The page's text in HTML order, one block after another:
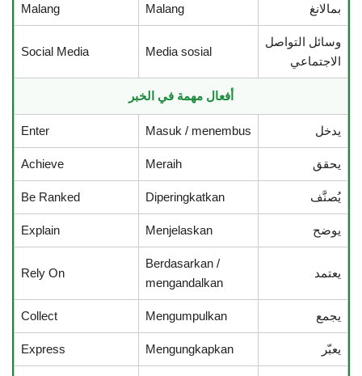
بمالانغ
Malang
Malang
وسائل التواصل
الاجتماعي
Media sosial
Social Media
أفعال مهمة في الخبر
يدخل Masuk / menembus
Enter
يحقق Meraih
Achieve
يُصنَّف Diperingkatkan
Be Ranked
يوضح Menjelaskan
Explain
يعتمد
Berdasarkan /
mengandalkan
Rely On
يجمع Mengumpulkan
Collect
يعبّر Mengungkapkan
Express